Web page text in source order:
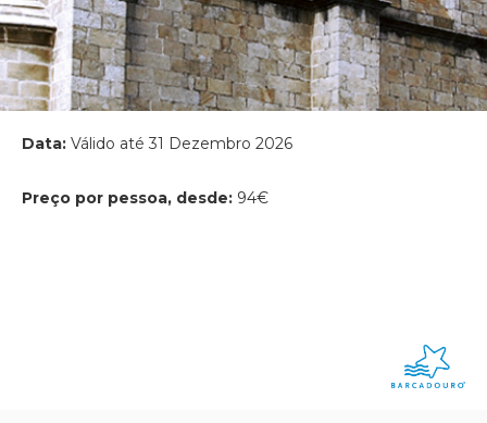
Data: Válido até 31 Dezembro 2026
Preço por pessoa, desde: 94€